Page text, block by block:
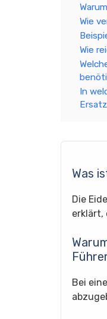
Wie
Wie
In
Was
Die
erklärt,
Bei